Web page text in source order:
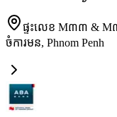
ផ្ទះលេខ M៣៣ & M
ចំការមន, Phnom Penh